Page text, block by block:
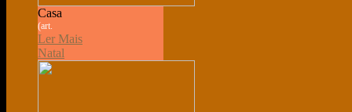
Casa
(art.
Ler Mais
Natal